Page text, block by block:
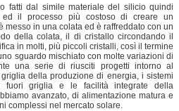
fatti dal simile materiale del silicio quindi
il processo più costoso di creare un
messo in una colata ed è raffreddato con un
della colata, il di cristallo circondando il
in molti, più piccoli cristalli, così il termine
sguardo mischiato con molte variazioni di
una serie di riusciti progetti intorno al
della produzione di energia, i sistemi
fuori griglia e le facilità integrate della
avanzato, di alimentazione matura e
complessi nel mercato solare.